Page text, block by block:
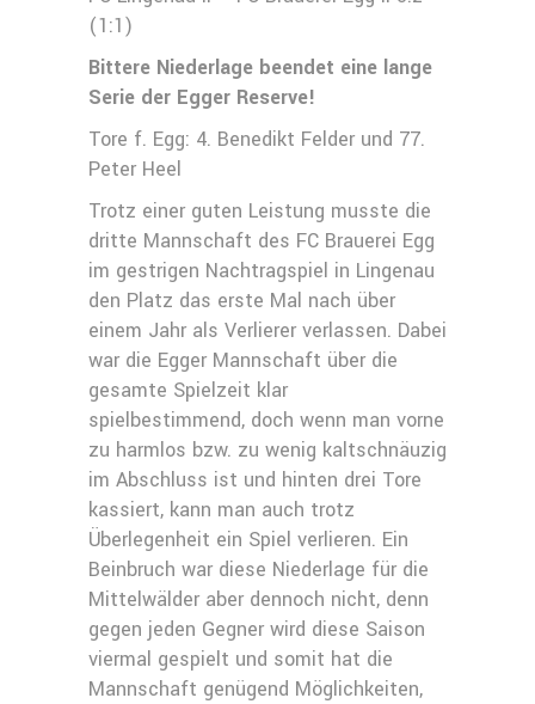
(1:1)
Bittere Niederlage beendet eine lange
Serie der Egger Reserve!
Tore f. Egg: 4. Benedikt Felder und 77.
Peter Heel
Trotz einer guten Leistung musste die
dritte Mannschaft des FC Brauerei Egg
im gestrigen Nachtragspiel in Lingenau
den Platz das erste Mal nach über
einem Jahr als Verlierer verlassen. Dabei
war die Egger Mannschaft über die
gesamte Spielzeit klar
spielbestimmend, doch wenn man vorne
zu harmlos bzw. zu wenig kaltschnäuzig
im Abschluss ist und hinten drei Tore
kassiert, kann man auch trotz
Überlegenheit ein Spiel verlieren. Ein
Beinbruch war diese Niederlage für die
Mittelwälder aber dennoch nicht, denn
gegen jeden Gegner wird diese Saison
viermal gespielt und somit hat die
Mannschaft genügend Möglichkeiten,